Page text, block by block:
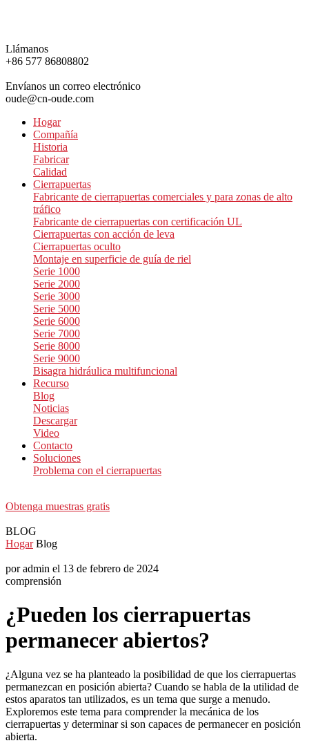
Llámanos
+86 577 86808802
Envíanos un correo electrónico
oude@cn-oude.com
Hogar
Compañía
Historia
Fabricar
Calidad
Cierrapuertas
Fabricante de cierrapuertas comerciales y para zonas de alto
tráfico
Fabricante de cierrapuertas con certificación UL
Cierrapuertas con acción de leva
Cierrapuertas oculto
Montaje en superficie de guía de riel
Serie 1000
Serie 2000
Serie 3000
Serie 5000
Serie 6000
Serie 7000
Serie 8000
Serie 9000
Bisagra hidráulica multifuncional
Recurso
Blog
Noticias
Descargar
Video
Contacto
Soluciones
Problema con el cierrapuertas
Obtenga muestras gratis
BLOG
Hogar Blog
por admin el 13 de febrero de 2024
comprensión
¿Pueden los cierrapuertas
permanecer abiertos?
¿Alguna vez se ha planteado la posibilidad de que los cierrapuertas
permanezcan en posición abierta? Cuando se habla de la utilidad de
estos aparatos tan utilizados, es un tema que surge a menudo.
Exploremos este tema para comprender la mecánica de los
cierrapuertas y determinar si son capaces de permanecer en posición
abierta.